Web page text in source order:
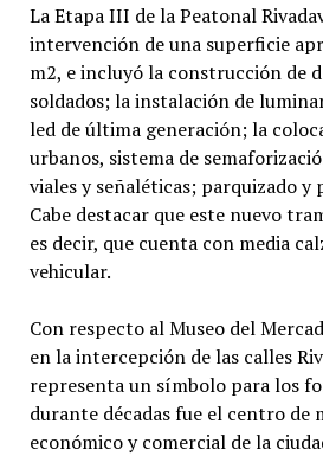
La Etapa III de la Peatonal
intervención de una superficie
m2, e incluyó la construcción de
soldados; la instalación de
led de última generación; la
urbanos, sistema de
viales y señaléticas; parquizado
Cabe destacar que este nuevo
es decir, que cuenta con media
vehicular.
Con respecto al Museo del
en la intercepción de las calles
representa un símbolo para los
durante décadas fue el centro de
económico y comercial de la